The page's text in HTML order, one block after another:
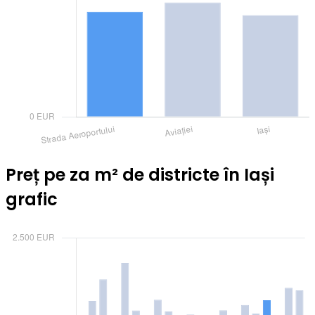
Preț pe za m² de districte în Iași
grafic